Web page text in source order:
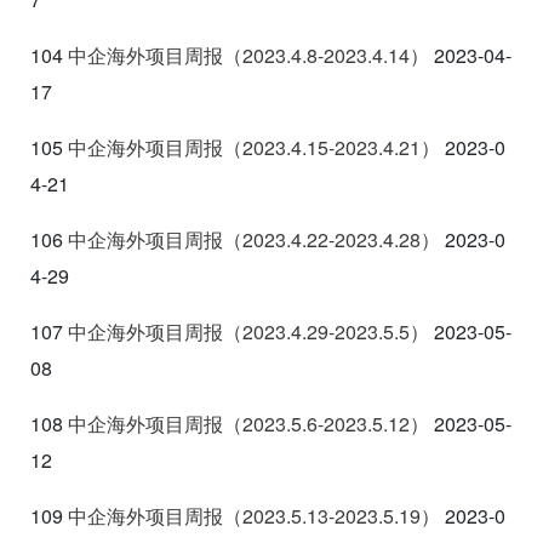
104 中企海外项目周报（2023.4.8-2023.4.14）
2023-04-
17
105 中企海外项目周报（2023.4.15-2023.4.21 ）
2023-0
4-21
106 中企海外项目周报（2023.4.22-2023.4.28）
2023-0
4-29
107 中企海外项目周报（2023.4.29-2023.5.5）
2023-05-
08
108 中企海外项目周报（2023.5.6-2023.5.12）
2023-05-
12
109 中企海外项目周报（2023.5.13-2023.5.19）
2023-0